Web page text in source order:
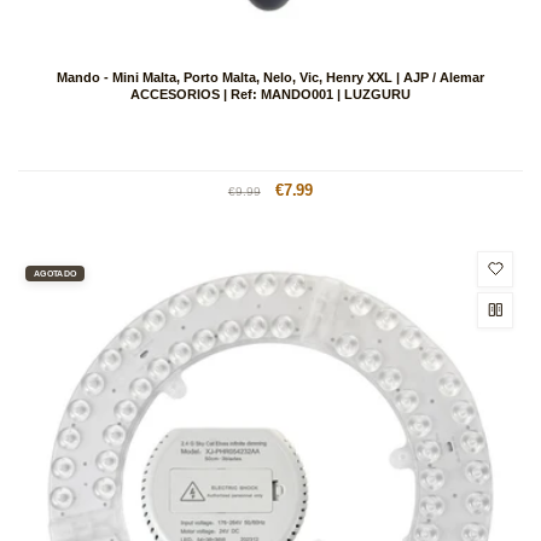
Mando - Mini Malta, Porto Malta, Nelo, Vic, Henry XXL | AJP / Alemar
ACCESORIOS | Ref: MANDO001 | LUZGURU
Precio
€9.99
Precio
€7.99
AGOTADO